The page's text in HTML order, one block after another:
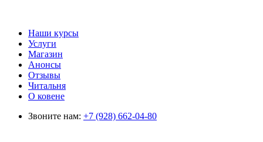
Наши курсы
Услуги
Магазин
Анонсы
Отзывы
Читальня
О ковене
Звоните нам: +7 (928) 662-04-80